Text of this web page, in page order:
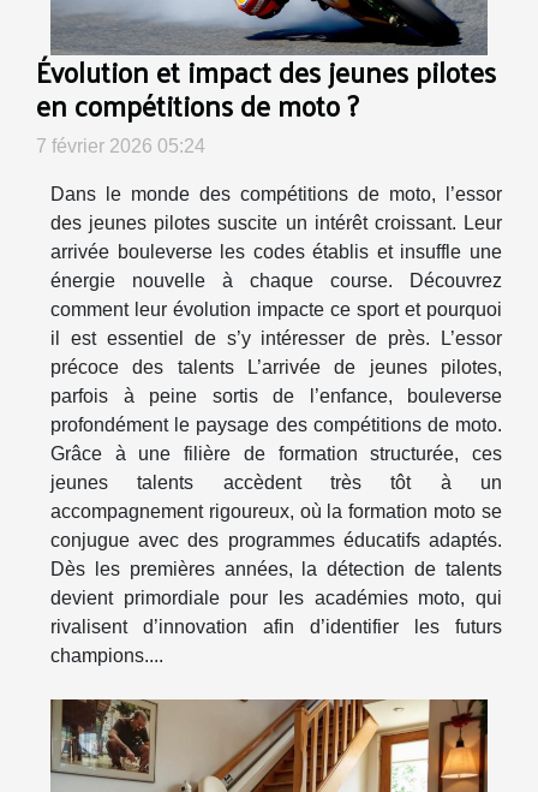
Évolution et impact des jeunes pilotes
en compétitions de moto ?
7 février 2026 05:24
Dans le monde des compétitions de moto, l’essor
des jeunes pilotes suscite un intérêt croissant. Leur
arrivée bouleverse les codes établis et insuffle une
énergie nouvelle à chaque course. Découvrez
comment leur évolution impacte ce sport et pourquoi
il est essentiel de s’y intéresser de près. L’essor
précoce des talents L’arrivée de jeunes pilotes,
parfois à peine sortis de l’enfance, bouleverse
profondément le paysage des compétitions de moto.
Grâce à une filière de formation structurée, ces
jeunes talents accèdent très tôt à un
accompagnement rigoureux, où la formation moto se
conjugue avec des programmes éducatifs adaptés.
Dès les premières années, la détection de talents
devient primordiale pour les académies moto, qui
rivalisent d’innovation afin d’identifier les futurs
champions....